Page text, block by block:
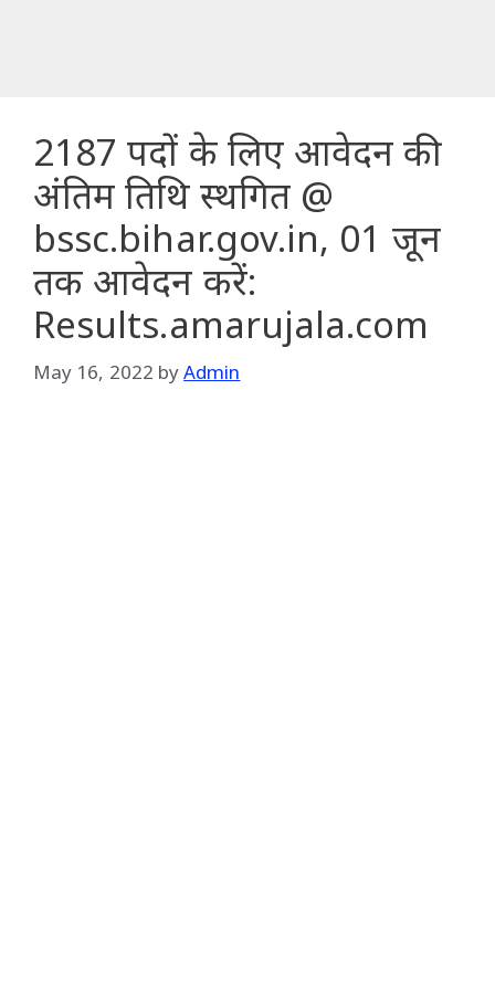
2187 पदों के लिए आवेदन की
अंतिम तिथि स्थगित @
bssc.bihar.gov.in, 01 जून
तक आवेदन करें:
Results.amarujala.com
May 16, 2022 byAdmin